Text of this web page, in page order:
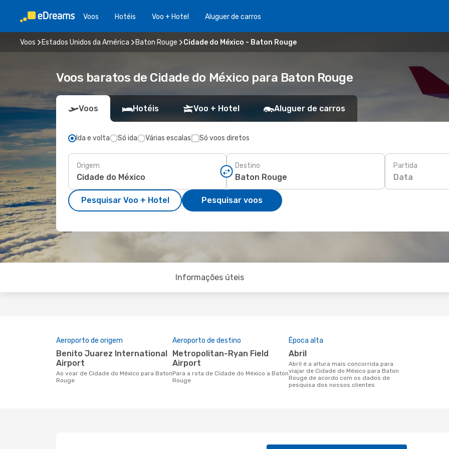
Voos Hotéis Voo + Hotel Aluguer de carros
Voos Estados Unidos da América Baton Rouge Cidade do México - Baton Rouge
Voos baratos de Cidade do México para Baton Rouge
Voos Hotéis Voo + Hotel Aluguer de carros
Ida e volta Só ida Várias escalas Só voos diretos
Origem Destino Partida
Data
Pesquisar Voo + Hotel Pesquisar voos
Informações úteis
Aeroporto de origem
Benito Juarez International
Airport
Ao voar de Cidade do México para Baton
Rouge
Aeroporto de destino
Metropolitan-Ryan Field
Airport
Para a rota de Cidade do México a Baton
Rouge
Época alta
abril
abril é a altura mais concorrida para
viajar de Cidade do México para Baton
Rouge de acordo com os dados de
pesquisa dos nossos clientes